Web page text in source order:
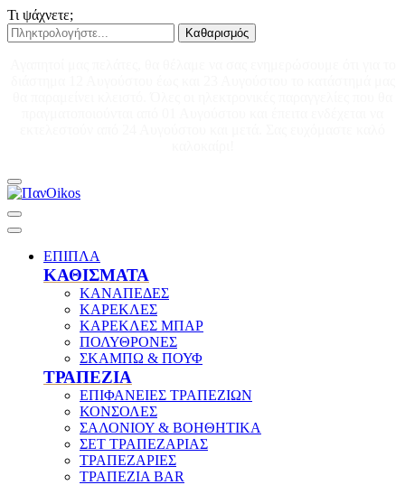
Τι ψάχνετε;
Καθαρισμός
ΕΠΙΠΛΑ
ΚΑΘΙΣΜΑΤΑ
ΚΑΝΑΠΕΔΕΣ
ΚΑΡΕΚΛΕΣ
ΚΑΡΕΚΛΕΣ ΜΠΑΡ
ΠΟΛΥΘΡΟΝΕΣ
ΣΚΑΜΠΩ & ΠΟΥΦ
ΤΡΑΠΕΖΙΑ
ΕΠΙΦΑΝΕΙΕΣ ΤΡΑΠΕΖΙΩΝ
ΚΟΝΣΟΛΕΣ
ΣΑΛΟΝΙΟΥ & ΒΟΗΘΗΤΙΚΑ
ΣΕΤ ΤΡΑΠΕΖΑΡΙΑΣ
ΤΡΑΠΕΖΑΡΙΕΣ
ΤΡΑΠΕΖΙΑ BAR